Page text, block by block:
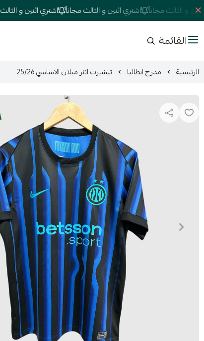
و الثالث مجاناً اشتري اثنين و الثالث مجاناً اشتري اثنين و الثالث
القائمة
الرئيسية مدرج ايطاليا تيشيرت انتر ميلان الاساسي 25/26